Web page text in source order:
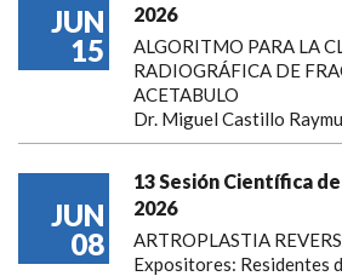
JUN
15
2026
ALGORITMO PARA LA
RADIOGRÁFICA DE
ACETABULO
Dr. Miguel Castillo
JUN
08
13 Sesión Científica
2026
ARTROPLASTIA
Expositores: Residentes